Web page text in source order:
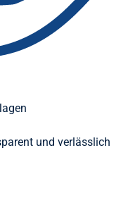
und verlässlich